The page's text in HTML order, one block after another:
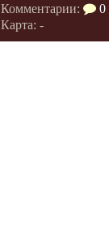
Комментарии:
0
Карта: -